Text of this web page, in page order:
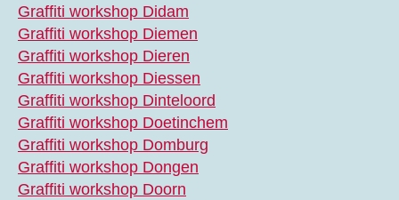
Graffiti workshop Didam
Graffiti workshop Diemen
Graffiti workshop Dieren
Graffiti workshop Diessen
Graffiti workshop Dinteloord
Graffiti workshop Doetinchem
Graffiti workshop Domburg
Graffiti workshop Dongen
Graffiti workshop Doorn